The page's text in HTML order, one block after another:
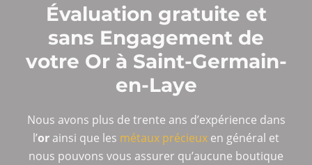
Évaluation gratuite et
sans Engagement de
votre Or à Saint-Germain-
en-Laye
Nous avons plus de trente ans d’expérience dans
l’or ainsi que les métaux précieux en général et
nous pouvons vous assurer qu’aucune boutique